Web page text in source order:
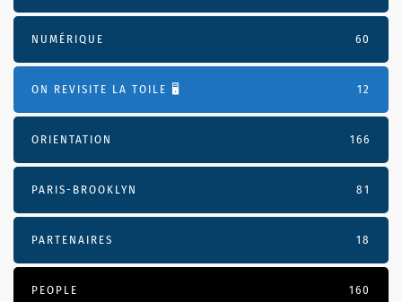
NUMÉRIQUE 60
ON REVISITE LA TOILE 🖥️ 12
ORIENTATION 166
PARIS-BROOKLYN 81
PARTENAIRES 18
PEOPLE 160